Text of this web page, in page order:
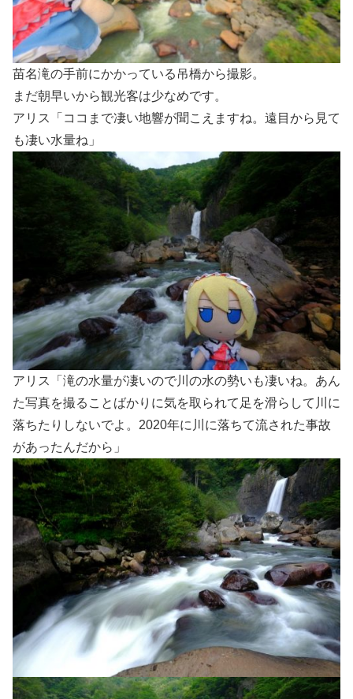
苗名滝の手前にかかっている吊橋から撮影。
まだ朝早いから観光客は少なめです。
アリス「ココまで凄い地響が聞こえますね。遠目から見て
も凄い水量ね」
アリス「滝の水量が凄いので川の水の勢いも凄いね。あん
た写真を撮ることばかりに気を取られて足を滑らして川に
落ちたりしないでよ。2020年に川に落ちて流された事故
があったんだから」